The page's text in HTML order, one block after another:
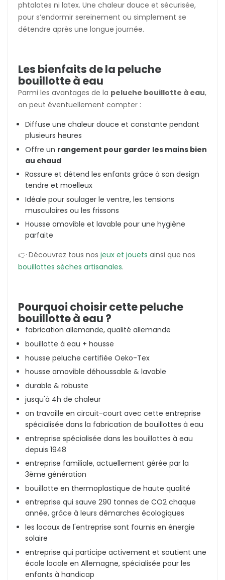
phtalates ni latex. Une chaleur douce et sécurisée,
pour s’endormir sereinement ou simplement se
détendre après une longue journée.
Les bienfaits de la peluche
bouillotte à eau
Parmi les avantages de la peluche bouillotte à eau,
on peut éventuellement compter :
Diffuse une chaleur douce et constante pendant
plusieurs heures
Offre un rangement pour garder les mains bien
au chaud
Rassure et détend les enfants grâce à son design
tendre et moelleux
Idéale pour soulager le ventre, les tensions
musculaires ou les frissons
Housse amovible et lavable pour une hygiène
parfaite
👉 Découvrez tous nos jeux et jouets ainsi que nos
bouillottes sèches artisanales.
Pourquoi choisir cette peluche
bouillotte à eau ?
fabrication allemande, qualité allemande
bouillotte à eau + housse
housse peluche certifiée Oeko-Tex
housse amovible déhoussable & lavable
durable & robuste
jusqu'à 4h de chaleur
on travaille en circuit-court avec cette entreprise
spécialisée dans la fabrication de bouillottes à eau
entreprise spécialisée dans les bouillottes à eau
depuis 1948
entreprise familiale, actuellement gérée par la
3ème génération
bouillotte en thermoplastique de haute qualité
entreprise qui sauve 290 tonnes de CO2 chaque
année, grâce à leurs démarches écologiques
les locaux de l'entreprise sont fournis en énergie
solaire
entreprise qui participe activement et soutient une
école locale en Allemagne, spécialisée pour les
enfants à handicap